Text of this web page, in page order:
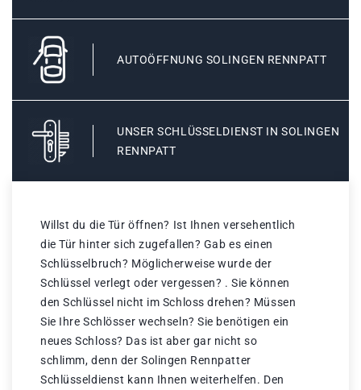
AUTOÖFFNUNG SOLINGEN RENNPATT
UNSER SCHLÜSSELDIENST IN SOLINGEN
RENNPATT
Willst du die Tür öffnen? Ist Ihnen versehentlich
die Tür hinter sich zugefallen? Gab es einen
Schlüsselbruch? Möglicherweise wurde der
Schlüssel verlegt oder vergessen? . Sie können
den Schlüssel nicht im Schloss drehen? Müssen
Sie Ihre Schlösser wechseln? Sie benötigen ein
neues Schloss? Das ist aber gar nicht so
schlimm, denn der Solingen Rennpatter
Schlüsseldienst kann Ihnen weiterhelfen. Den